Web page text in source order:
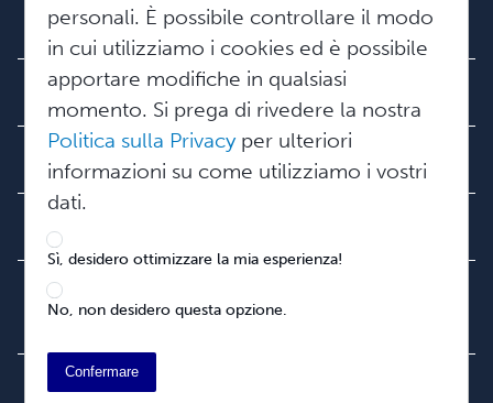
Sala stampa
Comunità
Blog
Podcast
Aiuto
Ricerca ordini
Contatta il supporto
Sviluppatori
Lingua:
Deutsch
Français
personali. È possibile controllare il modo
in cui utilizziamo i cookies ed è possibile
apportare modifiche in qualsiasi
momento. Si prega di rivedere la nostra
Politica sulla Privacy per ulteriori
informazioni su come utilizziamo i vostri
dati.
Sì, desidero ottimizzare la mia esperienza!
No, non desidero questa opzione.
Confermare